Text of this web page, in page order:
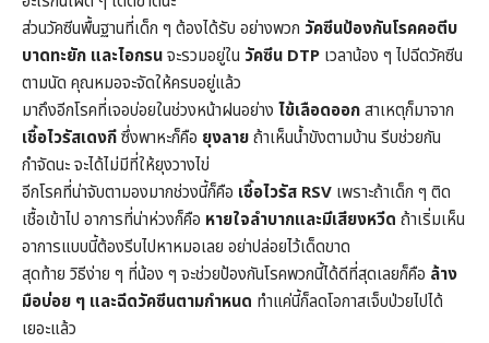
ส่วนวัคซีนพื้นฐานที่เด็ก ๆ ต้องได้รับ อย่างพวก วัคซีนป้องกันโรคคอตีบ
บาดทะยัก และไอกรนจะรวมอยู่ใน วัคซีน DTP เวลาน้อง ๆ ไปฉีดวัคซีน
ตามนัด คุณหมอจะจัดให้ครบอยู่แล้ว
มาถึงอีกโรคที่เจอบ่อยในช่วงหน้าฝนอย่าง ไข้เลือดออกสาเหตุก็มาจาก
เชื้อไวรัสเดงกีซึ่งพาหะก็คือ ยุงลายถ้าเห็นน้ำขังตามบ้าน รีบช่วยกัน
กำจัดนะ จะได้ไม่มีที่ให้ยุงวางไข่
อีกโรคที่น่าจับตามองมากช่วงนี้ก็คือ เชื้อไวรัส RSV เพราะถ้าเด็ก ๆ ติด
เชื้อเข้าไป อาการที่น่าห่วงก็คือ หายใจลำบากและมีเสียงหวีด ถ้าเริ่มเห็น
อาการแบบนี้ต้องรีบไปหาหมอเลย อย่าปล่อยไว้เด็ดขาด
สุดท้าย วิธีง่าย ๆ ที่น้อง ๆ จะช่วยป้องกันโรคพวกนี้ได้ดีที่สุดเลยก็คือ ล้าง
มือบ่อย ๆ และฉีดวัคซีนตามกำหนด ทำแค่นี้ก็ลดโอกาสเจ็บป่วยไปได้
เยอะแล้ว